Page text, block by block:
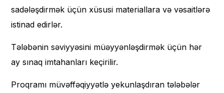
sadələşdirmək üçün xüsusi materiallara və vəsaitlərə
istinad edirlər.
Tələbənin səviyyəsini müəyyənləşdirmək üçün hər
ay sınaq imtahanları keçirilir.
Proqramı müvəffəqiyyətlə yekunlaşdıran tələbələr